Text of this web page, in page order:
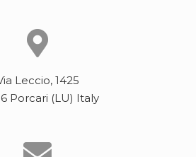
Leccio, 1425
Porcari (LU) Italy